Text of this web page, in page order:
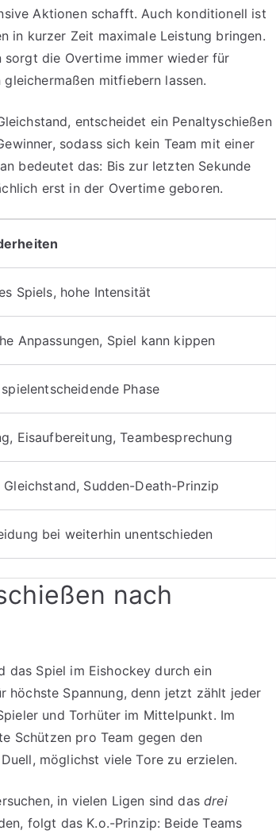
Aktionen schafft. Auch konditionell ist
in kurzer Zeit maximale Leistung bringen.
die Overtime immer wieder für
mitfiebern lassen.
entscheidet ein Penaltyschießen
sodass sich kein Team mit einer
bedeutet das: Bis zur letzten Sekunde
erst in der Overtime geboren.
Spiels, hohe Intensität
Anpassungen, Spiel kann kippen
Phase
Eisaufbereitung, Teambesprechung
Gleichstand, Sudden-Death-Prinzip
bei weiterhin unentschieden
nach
das Spiel im Eishockey durch ein
höchs­te Spannung, denn jetzt zählt jeder
und Torhüter im Mittelpunkt. Im
Schützen pro Team gegen den
möglichst viele Tore zu erzielen.
in vielen Ligen sind dasdrei
folgt das K.o.-Prinzip: Beide Teams